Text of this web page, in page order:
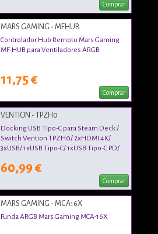
Comprar
MARS GAMING - MFHUB
Controlador Hub Remoto Mars Gaming
MF-HUB para Ventiladores ARGB
11,75 €
Comprar
VENTION - TPZH0
Docking USB Tipo-C para Steam Deck /
Switch Vention TPZH0/ 2xHDMI 4K/
3xUSB/ 1xUSB Tipo-C/ 1xUSB Tipo-C PD/
60,99 €
Comprar
MARS GAMING - MCA16X
Funda ARGB Mars Gaming MCA-16X